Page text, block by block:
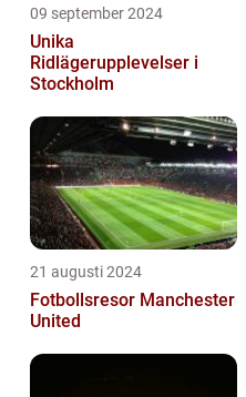
09 september 2024
Unika
Ridlägerupplevelser i
Stockholm
21 augusti 2024
Fotbollsresor Manchester
United